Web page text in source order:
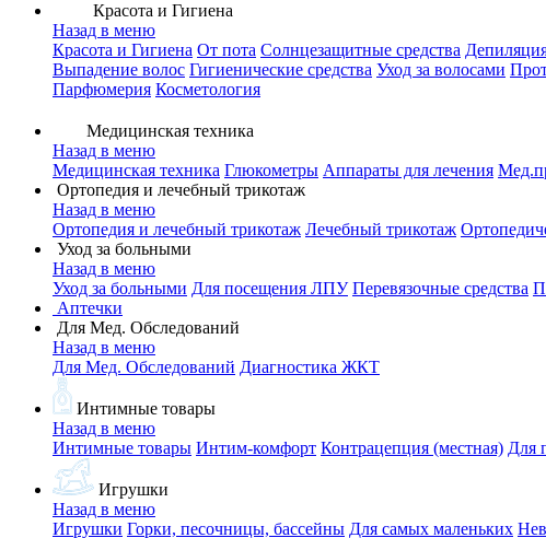
Красота и Гигиена
Назад в меню
Красота и Гигиена От пота Солнцезащитные средства
Выпадение волос Гигиенические средства Уход за волосами
Парфюмерия Косметология
Медицинская техника
Назад в меню
Медицинская техника Глюкометры Аппараты для лечения
Ортопедия и лечебный трикотаж
Назад в меню
Ортопедия и лечебный трикотаж Лечебный трикотаж
Уход за больными
Назад в меню
Уход за больными Для посещения ЛПУ Перевязочные средства
Аптечки
Для Мед. Обследований
Назад в меню
Для Мед. Обследований Диагностика ЖКТ
Интимные товары
Назад в меню
Интимные товары Интим-комфорт Контрацепция (местная) Для
Игрушки
Назад в меню
Игрушки Горки, песочницы, бассейны Для самых маленьких